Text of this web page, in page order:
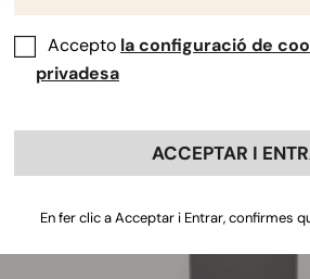
Accepto la configuració de
privadesa
ACCEPTAR I
En fer clic a Acceptar i Entrar, confirmes